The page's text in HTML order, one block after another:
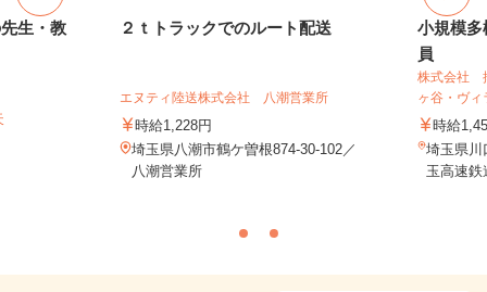
生・教 ２ｔトラックでのルート配送
エヌティ陸送株式会社 八潮営業所
時給1,228円
埼玉県八潮市鶴ケ曽根874-30-102／
八潮営業所
小規模多
員
株式会社
ヶ谷・ヴィ
時給
埼玉県川
玉高速